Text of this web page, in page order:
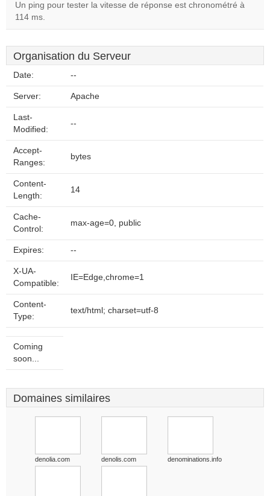
Un ping pour tester la vitesse de réponse est chronométré à
114 ms.
Organisation du Serveur
Date: --
Server: Apache
Last-
Modified:
--
Accept-
Ranges:
bytes
Content-
Length:
14
Cache-
Control:
max-age=0, public
Expires: --
X-UA-
Compatible:
IE=Edge,chrome=1
Content-
Type:
text/html; charset=utf-8
Coming
soon...
Domaines similaires
denolia.com denolis.com denominations.info